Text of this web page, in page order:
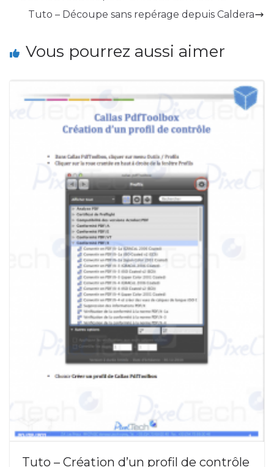
Tuto – Découpe sans repérage depuis Caldera
Vous pourrez aussi aimer
Tuto – Création d’un profil de contrôle